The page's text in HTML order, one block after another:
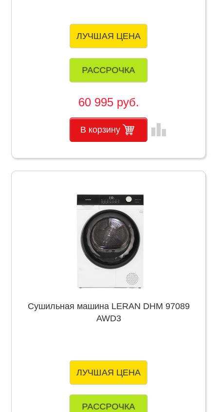
ЛУЧШАЯ ЦЕНА
РАССРОЧКА
60 995 руб.
В корзину leaderboard
Сушильная машина LERAN DHM 97089
AWD3
ЛУЧШАЯ ЦЕНА
РАССРОЧКА